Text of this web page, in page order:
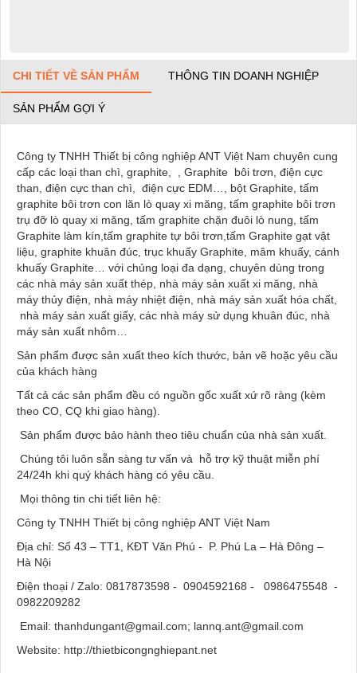
CHI TIẾT VỀ SẢN PHẨM THÔNG TIN DOANH NGHIỆP
SẢN PHẨM GỢI Ý
Công ty TNHH Thiết bị công nghiệp ANT Việt Nam chuyên cung
cấp các loại than chì, graphite, , Graphite bôi trơn, điện cực
than, điện cực than chì, điện cực EDM…, bột Graphite, tấm
graphite bôi trơn con lăn lò quay xi măng, tấm graphite bôi trơn
trụ đỡ lò quay xi măng, tấm graphite chặn đuôi lò nung, tấm
Graphite làm kín,tấm graphite tự bôi trơn,tấm Graphite gạt vật
liệu, graphite khuân đúc, trục khuấy Graphite, mâm khuấy, cánh
khuấy Graphite… với chủng loại đa dạng, chuyên dùng trong
các nhà máy sản xuất thép, nhà máy sản xuất xi măng, nhà
máy thủy điện, nhà máy nhiệt điện, nhà máy sản xuất hóa chất,
nhà máy sản xuất giấy, các nhà máy sử dụng khuân đúc, nhà
máy sản xuất nhôm…
Sản phẩm được sản xuất theo kích thước, bản vẽ hoặc yêu cầu
của khách hàng
Tất cả các sản phẩm đều có nguồn gốc xuất xứ rõ ràng (kèm
theo CO, CQ khi giao hàng).
Sản phẩm được bảo hành theo tiêu chuẩn của nhà sản xuất.
Chúng tôi luôn sẵn sàng tư vấn và hỗ trợ kỹ thuật miễn phí
24/24h khi quý khách hàng có yêu cầu.
Mọi thông tin chi tiết liên hệ:
Công ty TNHH Thiết bị công nghiệp ANT Việt Nam
Địa chỉ: Số 43 – TT1, KĐT Văn Phú - P. Phú La – Hà Đông –
Hà Nội
Điện thoại / Zalo: 0817873598 - 0904592168 - 0986475548 -
0982209282
Email: thanhdungant@gmail.com; lannq.ant@gmail.com
Website: http://thietbicongnghiepant.net